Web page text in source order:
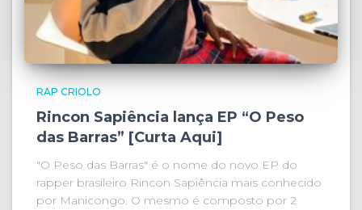
RAP CRIOLO
Rincon Sapiência lança EP “O Peso
das Barras” [Curta Aqui]
"O Peso das Barras" é o nome do novo EP do
rapper brasileiro Rincon Sapiência mais conhecido
por Manicongo. O mesmo é composto por 2